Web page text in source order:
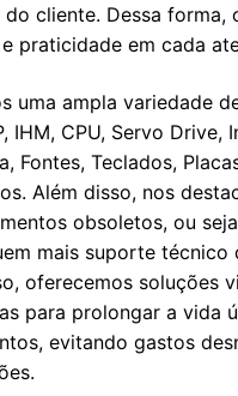
do cliente. Dessa forma,
praticidade em cada
uma ampla variedade
IHM, CPU, Servo Drive,
Fontes, Teclados,
Além disso, nos
obsoletos, ou
mais suporte técnico
oferecemos soluções
para prolongar a vida
evitando gastos